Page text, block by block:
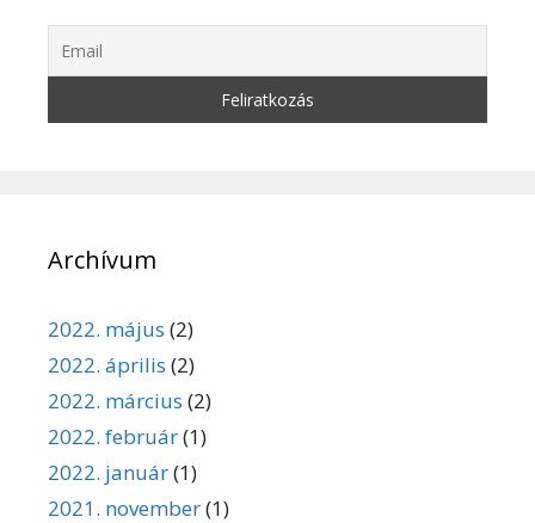
Archívum
2022. május (2)
2022. április (2)
2022. március (2)
2022. február(1)
2022. január(1)
2021. november(1)